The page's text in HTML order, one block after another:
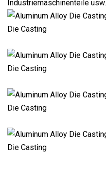
Industriemaschinenteile usw.